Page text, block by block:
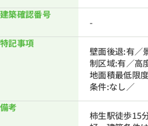
建築確認番号
-
特記事項
壁面後退:有／
制区域:有／高
地面積最低限
条件:なし／
備考
柿生駅徒歩15